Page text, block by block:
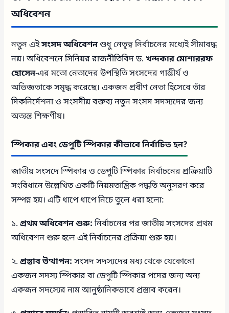
অধিবেশন
নতুন এইসংসদ অধিবেশনশুধু নেতৃত্ব নির্বাচনের মধ্যেই সীমাবদ্ধ
নয়। অধিবেশনে সিনিয়র রাজনীতিবিদ ড.খন্দকার মোশাররফ
হোসেন-এর মতো নেতাদের উপস্থিতি সংসদের গাম্ভীর্য ও
অভিজ্ঞতাকে সমৃদ্ধ করেছে। একজন প্রবীণ নেতা হিসেবে তাঁর
দিকনির্দেশনা ও সংসদীয় বক্তব্য নতুন সংসদ সদস্যদের জন্য
অত্যন্ত শিক্ষণীয়।
স্পিকার এবং ডেপুটি স্পিকার কীভাবে নির্বাচিত হন?
জাতীয় সংসদে স্পিকার ও ডেপুটি স্পিকার নির্বাচনের প্রক্রিয়াটি
সংবিধানে উল্লেখিত একটি নিয়মতান্ত্রিক পদ্ধতি অনুসরণ করে
সম্পন্ন হয়। এটি ধাপে ধাপে নিচে তুলে ধরা হলো:
১.প্রথম অধিবেশন শুরু:নির্বাচনের পর জাতীয় সংসদের প্রথম
অধিবেশন শুরু হলে এই নির্বাচনের প্রক্রিয়া শুরু হয়।
২.প্রস্তাব উত্থাপন:সংসদ সদস্যদের মধ্য থেকে যেকোনো
একজন সদস্য স্পিকার বা ডেপুটি স্পিকার পদের জন্য অন্য
একজন সদস্যের নাম আনুষ্ঠানিকভাবে প্রস্তাব করেন।